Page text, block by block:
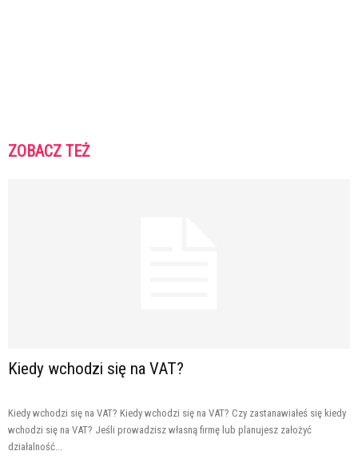
ZOBACZ TEŻ
Kiedy wchodzi się na VAT?
Kiedy wchodzi się na VAT? Kiedy wchodzi się na VAT? Czy zastanawiałeś się kiedy
wchodzi się na VAT? Jeśli prowadzisz własną firmę lub planujesz założyć
działalność...